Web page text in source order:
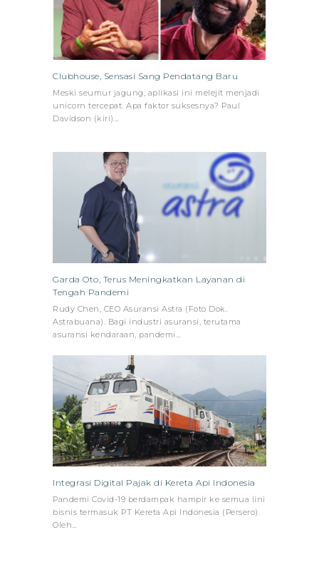
Clubhouse, Sensasi Sang Pendatang Baru
Meski seumur jagung, aplikasi ini melejit menjadi
unicorn tercepat. Apa faktor suksesnya? Paul
Davidson (kiri)…
Garda Oto, Terus Meningkatkan Layanan di
Tengah Pandemi
Rudy Chen, CEO Asuransi Astra (Foto Dok.
Astrabuana). Bagi industri asuransi, terutama
asuransi kendaraan, pandemi…
Integrasi Digital Pajak di Kereta Api Indonesia
Pandemi Covid-19 berdampak hampir ke semua lini
bisnis termasuk PT Kereta Api Indonesia (Persero).
Oleh…